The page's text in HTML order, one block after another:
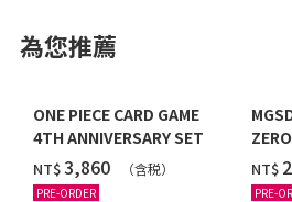
為您推薦
ONE PIECE CARD GAME
4TH ANNIVERSARY SET
NT$‌3,860 （含税）
PRE-ORDER
12月
NT$
PRE-